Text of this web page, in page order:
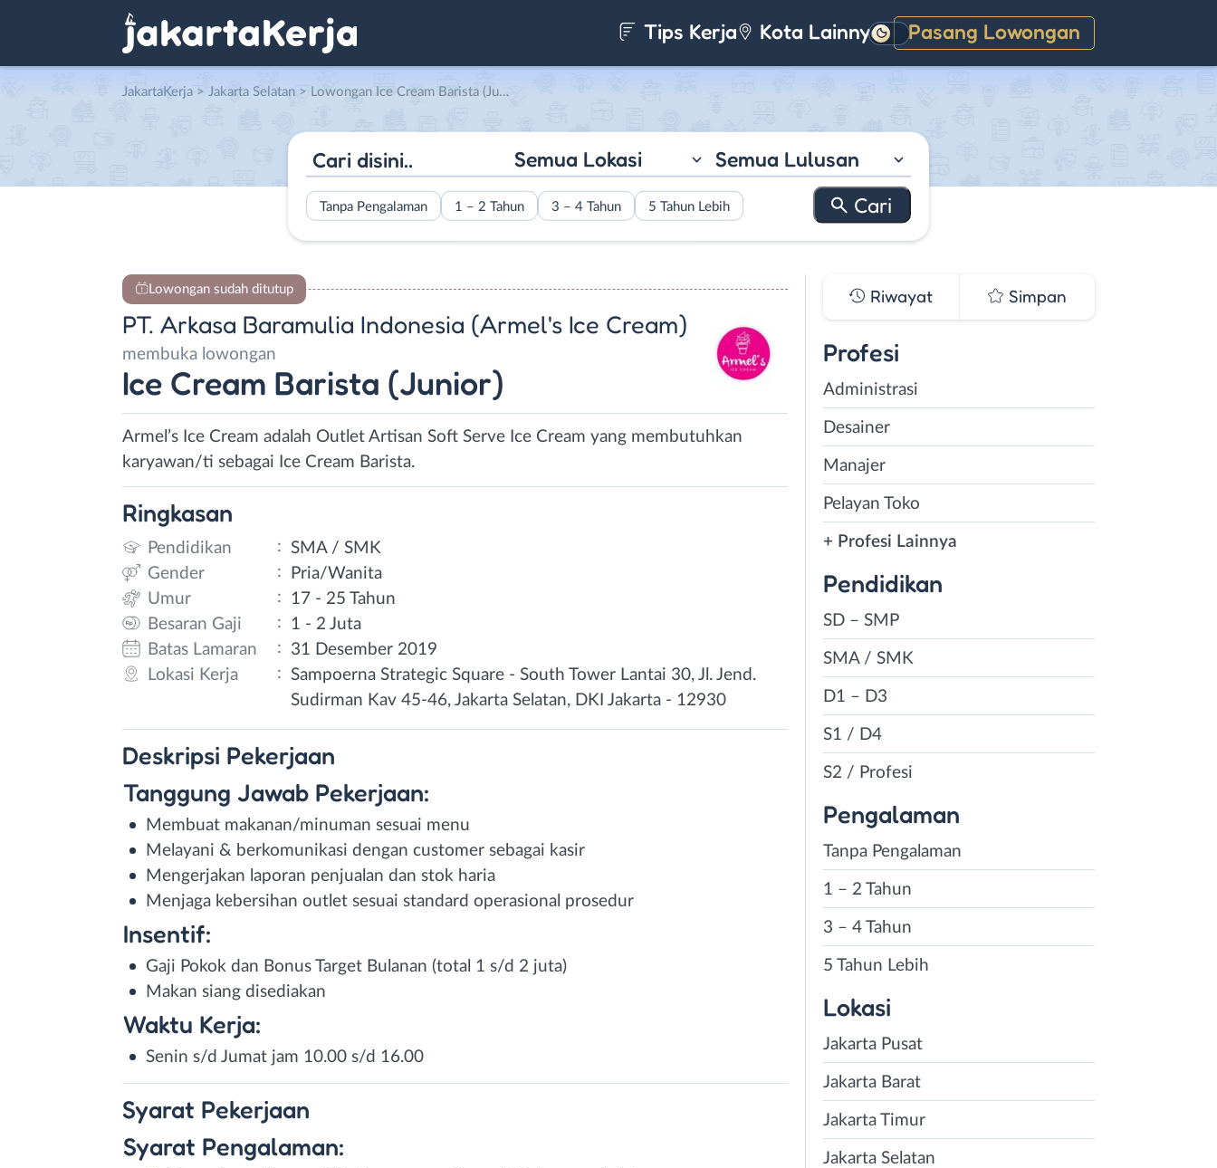
Tips Kerja Kota Lainnya Pasang Lowongan
Gelap
JakartaKerja > Jakarta Selatan > Lowongan Ice Cream Barista (Junior) di PT. Arkasa Baramulia Indonesia (Armel’s Ice Cream)
Semua Lokasi Semua Lulusan
Tanpa Pengalaman 1 – 2 Tahun 3 – 4 Tahun 5 Tahun Lebih
Lowongan sudah ditutup
PT. Arkasa Baramulia Indonesia (Armel's Ice Cream)
membuka lowongan
Ice Cream Barista (Junior)
Armel’s Ice Cream adalah Outlet Artisan Soft Serve Ice Cream yang membutuhkan
karyawan/ti sebagai Ice Cream Barista.
Ringkasan
Pendidikan : SMA / SMK
Gender
:
Pria/Wanita
Umur
:
17 - 25 Tahun
Besaran Gaji
:
1 - 2 Juta
Batas Lamaran
:
31 Desember 2019
Lokasi Kerja
: Sampoerna Strategic Square - South Tower Lantai 30, Jl. Jend.
Sudirman Kav 45-46, Jakarta Selatan, DKI Jakarta - 12930
Deskripsi Pekerjaan
Tanggung Jawab Pekerjaan:
Membuat makanan/minuman sesuai menu
Melayani & berkomunikasi dengan customer sebagai kasir
Mengerjakan laporan penjualan dan stok haria
Menjaga kebersihan outlet sesuai standard operasional prosedur
Insentif:
Gaji Pokok dan Bonus Target Bulanan (total 1 s/d 2 juta)
Makan siang disediakan
Waktu Kerja:
Senin s/d Jumat jam 10.00 s/d 16.00
Syarat Pekerjaan
Syarat Pengalaman:
Riwayat Simpan
Profesi
Administrasi
Desainer
Manajer
Pelayan Toko
+ Profesi Lainnya
Pendidikan
SD – SMP
SMA / SMK
D1 – D3
S1 / D4
S2 / Profesi
Pengalaman
Tanpa Pengalaman
1 – 2 Tahun
3 – 4 Tahun
5 Tahun Lebih
Lokasi
Jakarta Pusat
Jakarta Barat
Jakarta Timur
Jakarta Selatan